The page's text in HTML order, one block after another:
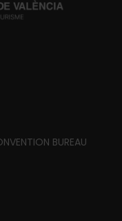
BUREAU